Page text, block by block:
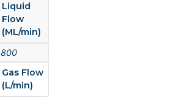
Liquid
Flow
(ML/min)
800
Gas Flow
(L/min)